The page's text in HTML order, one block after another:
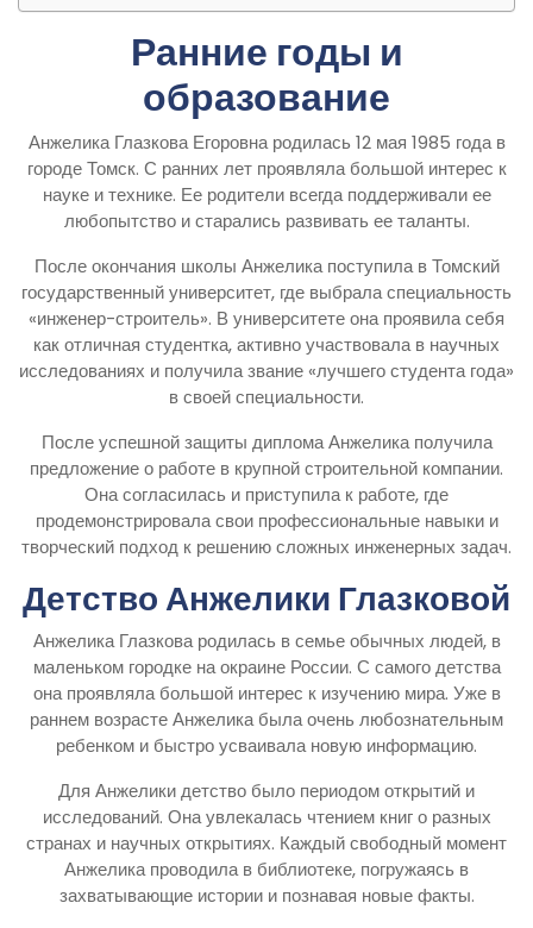
Ранние годы и
образование
Анжелика Глазкова Егоровна родилась 12 мая 1985 года в
городе Томск. С ранних лет проявляла большой интерес к
науке и технике. Ее родители всегда поддерживали ее
любопытство и старались развивать ее таланты.
После окончания школы Анжелика поступила в Томский
государственный университет, где выбрала специальность
«инженер-строитель». В университете она проявила себя
как отличная студентка, активно участвовала в научных
исследованиях и получила звание «лучшего студента года»
в своей специальности.
После успешной защиты диплома Анжелика получила
предложение о работе в крупной строительной компании.
Она согласилась и приступила к работе, где
продемонстрировала свои профессиональные навыки и
творческий подход к решению сложных инженерных задач.
Детство Анжелики Глазковой
Анжелика Глазкова родилась в семье обычных людей, в
маленьком городке на окраине России. С самого детства
она проявляла большой интерес к изучению мира. Уже в
раннем возрасте Анжелика была очень любознательным
ребенком и быстро усваивала новую информацию.
Для Анжелики детство было периодом открытий и
исследований. Она увлекалась чтением книг о разных
странах и научных открытиях. Каждый свободный момент
Анжелика проводила в библиотеке, погружаясь в
захватывающие истории и познавая новые факты.